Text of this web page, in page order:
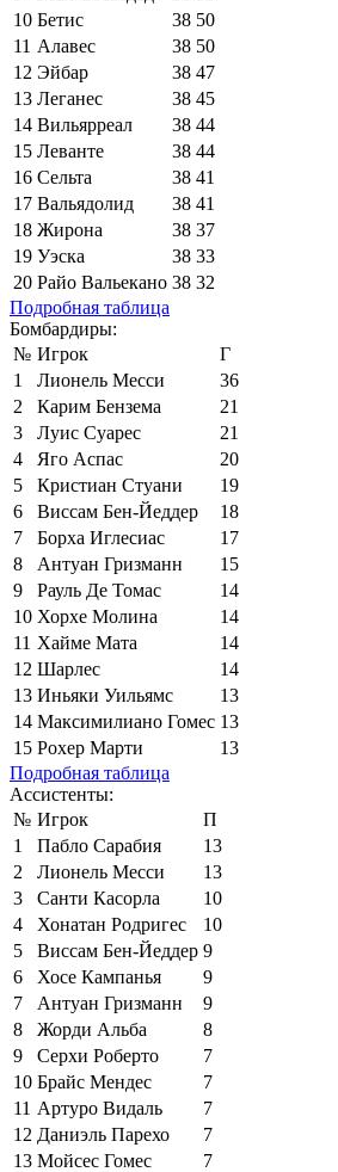
10 Бетис 38 50
11 Алавес 38 50
12 Эйбар 38 47
13 Леганес 38 45
14 Вильярреал 38 44
15 Леванте 38 44
16 Сельта 38 41
17 Вальядолид 38 41
18 Жирона 38 37
19 Уэска 38 33
20 Райо Вальекано 38 32
Подробная таблица
Бомбардиры:
№ Игрок
Г
1
Лионель Месси
36
2
Карим Бензема
21
3
Луис Суарес
21
4
Яго Аспас
20
5
Кристиан Стуани
19
6
Виссам Бен-Йеддер
18
7
Борха Иглесиас
17
8
Антуан Гризманн
15
9
Рауль Де Томас
14
10 Хорхе Молина
14
11 Хайме Мата
14
12 Шарлес
14
13 Иньяки Уильямс
13
14 Максимилиано Гомес 13
15 Рохер Марти
13
Подробная таблица
Ассистенты:
№ Игрок
П
1
Пабло Сарабия
13
2
Лионель Месси
13
3
Санти Касорла
10
4
Хонатан Родригес
10
5
Виссам Бен-Йеддер 9
6
Хосе Кампанья
9
7
Антуан Гризманн
9
8
Жорди Альба
8
9
Серхи Роберто
7
10 Брайс Мендес
7
11 Артуро Видаль
7
12 Даниэль Парехо
7
13 Мойсес Гомес
7